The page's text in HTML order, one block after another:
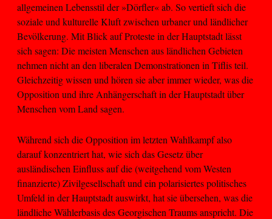
allgemeinen Lebensstil der »Dörfler« ab. So vertieft sich die
soziale und kulturelle Kluft zwischen urbaner und ländlicher
Bevölkerung. Mit Blick auf Proteste in der Hauptstadt lässt
sich sagen: Die meisten Menschen aus ländlichen Gebieten
nehmen nicht an den liberalen Demonstrationen in Tiflis teil.
Gleichzeitig wissen und hören sie aber immer wieder, was die
Opposition und ihre Anhängerschaft in der Hauptstadt über
Menschen vom Land sagen.
Während sich die Opposition im letzten Wahlkampf also
darauf konzentriert hat, wie sich das Gesetz über
ausländischen Einfluss auf die (weitgehend vom Westen
finanzierte) Zivilgesellschaft und ein polarisiertes politisches
Umfeld in der Hauptstadt auswirkt, hat sie übersehen, was die
ländliche Wählerbasis des Georgischen Traums anspricht. Die